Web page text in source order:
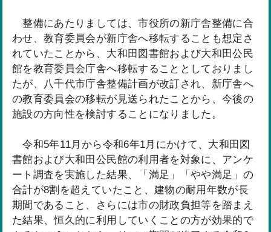
整備にあたりましては、市役所の新庁舎整備に合
わせ、教育委員会が新庁舎へ移転することも想定さ
れていたことから、大和田図書館および大和田公民
館を教育委員会庁舎へ移転することとしておりまし
たが、八千代市庁舎整備計画が改訂され、新庁舎へ
の教育委員会の移転が見送られたことから、今後の
施設の方向性を検討することになりました。
令和5年11月から令和6年1月にかけて、大和田図
書館および大和田公民館の利用者を対象に、アンケ
ート調査を実施した結果、「満足」「やや満足」の
合計が8割を超えていたこと、建物の耐用年数が長
期間であること、さらには市の財政負担等を踏まえ
た結果、恒久的に利用していくことの方が効果的で